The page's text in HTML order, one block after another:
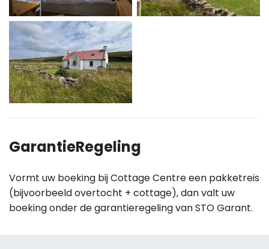
GarantieRegeling
Vormt uw boeking bij Cottage Centre een pakketreis
(bijvoorbeeld overtocht + cottage), dan valt uw
boeking onder de garantieregeling van STO Garant.